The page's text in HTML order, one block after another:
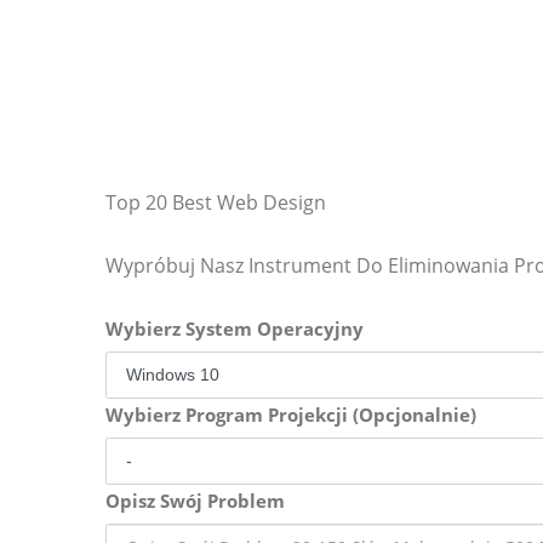
Top 20 Best Web Design
Wypróbuj Nasz Instrument Do Eliminowania
Wybierz System Operacyjny
Wybierz Program Projekcji (Opcjonalnie)
Opisz Swój Problem